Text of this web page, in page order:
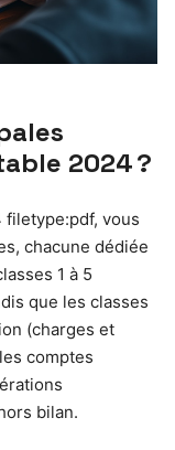
2024 ?
filetype:pdf, vous
chacune dédiée
1 à 5
que les classes
(charges et
comptes
bilan.